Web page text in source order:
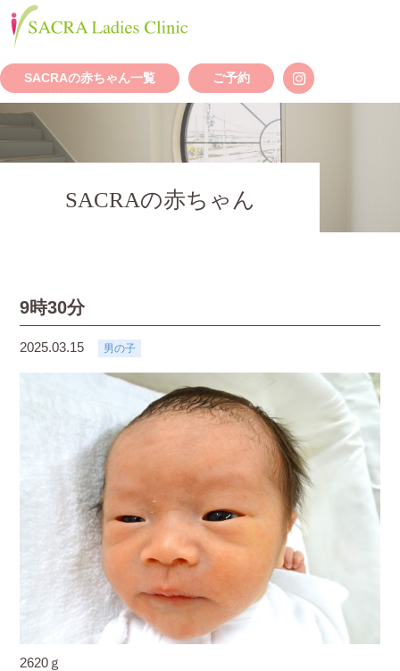
SACRAの赤ちゃん一覧 ご予約
SACRAの赤ちゃん
9時30分
2025.03.15 男の子
2620ｇ